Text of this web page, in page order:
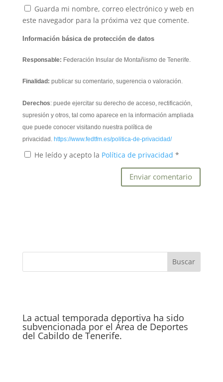
Guarda mi nombre, correo electrónico y web en
este navegador para la próxima vez que comente.
Información básica de protección de datos
Responsable: Federación Insular de Montañismo de Tenerife.
Finalidad: publicar su comentario, sugerencia o valoración.
Derechos: puede ejercitar su derecho de acceso, rectificación,
supresión y otros, tal como aparece en la información ampliada
que puede conocer visitando nuestra política de
privacidad. https://www.fedtfm.es/politica-de-privacidad/
He leído y acepto la Política de privacidad *
La actual temporada deportiva ha sido
subvencionada por el Área de Deportes
del Cabildo de Tenerife.